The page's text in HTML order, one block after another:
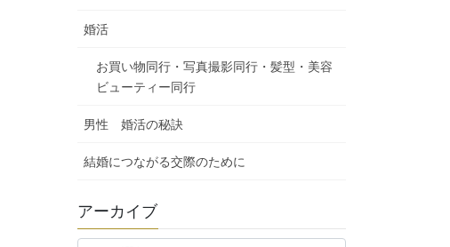
婚活
お買い物同行・写真撮影同行・髪型・美容
ビューティー同行
男性 婚活の秘訣
結婚につながる交際のために
アーカイブ
ア